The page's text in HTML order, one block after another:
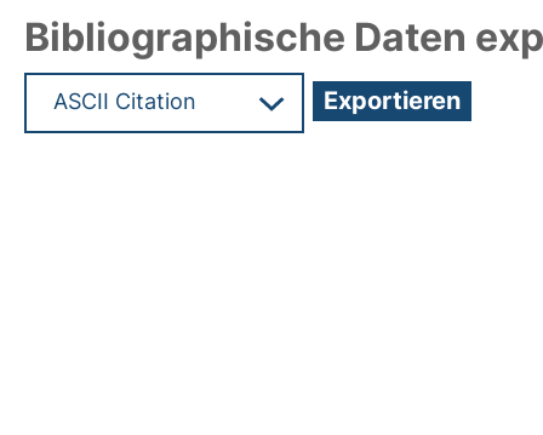
Bibliographische Daten